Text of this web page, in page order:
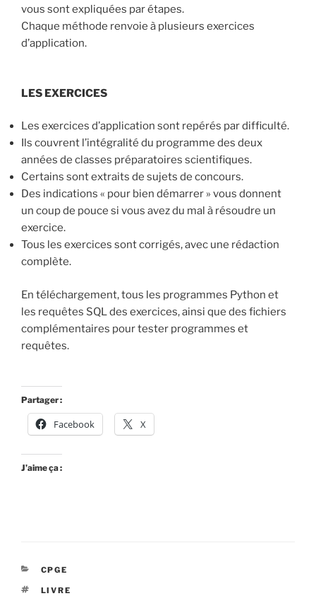
vous sont expliquées par étapes.
Chaque méthode renvoie à plusieurs exercices
d’application.
LES EXERCICES
Les exercices d’application sont repérés par difficulté.
Ils couvrent l’intégralité du programme des deux
années de classes préparatoires scientifiques.
Certains sont extraits de sujets de concours.
Des indications « pour bien démarrer » vous donnent
un coup de pouce si vous avez du mal à résoudre un
exercice.
Tous les exercices sont corrigés, avec une rédaction
complète.
En téléchargement, tous les programmes Python et
les requêtes SQL des exercices, ainsi que des fichiers
complémentaires pour tester programmes et
requêtes.
Partager :
Facebook X
J’aime ça :
CATÉGORIES
CPGE
ÉTIQUETTES
LIVRE